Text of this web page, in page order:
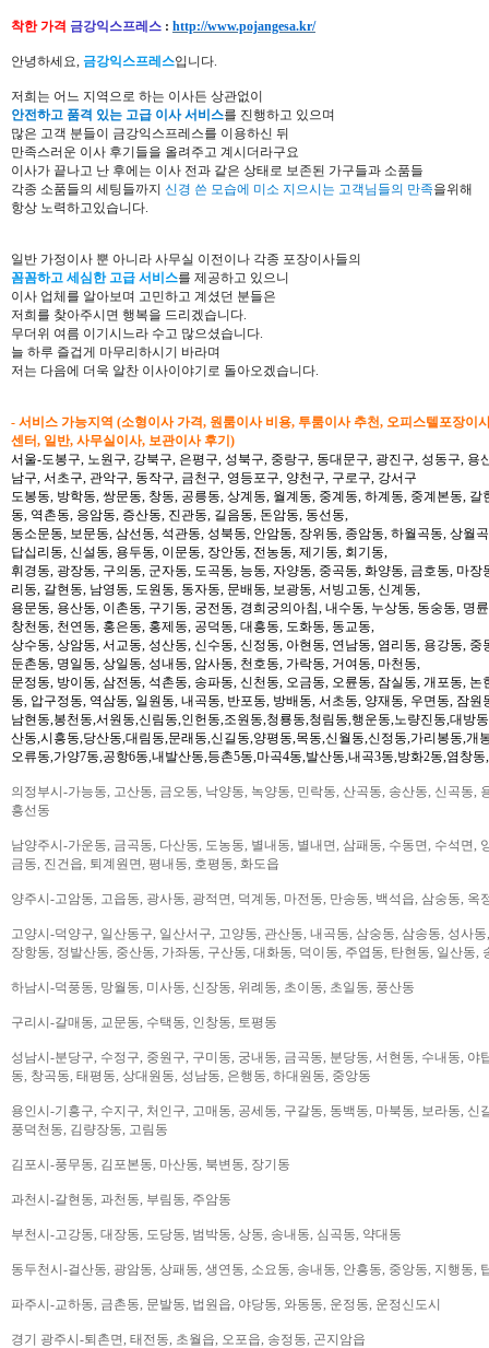
착한 가격 금강익스프레스 : http://www.pojangesa.kr/
안녕하세요, 금강익스프레스입니다.
저희는 어느 지역으로 하는 이사든 상관없이
안전하고 품격 있는 고급 이사 서비스를 진행하고 있으며
많은 고객 분들이 금강익스프레스를 이용하신 뒤
만족스러운 이사 후기들을 올려주고 계시더라구요
이사가 끝나고 난 후에는 이사 전과 같은 상태로 보존된 가구들과 소품들
각종 소품들의 세팅들까지 신경 쓴 모습에 미소 지으시는 고객님들의 만족을위해
항상 노력하고있습니다.
일반 가정이사 뿐 아니라 사무실 이전이나 각종 포장이사들의
꼼꼼하고 세심한 고급 서비스를 제공하고 있으니
이사 업체를 알아보며 고민하고 계셨던 분들은
저희를 찾아주시면 행복을 드리겠습니다.
무더위 여름 이기시느라 수고 많으셨습니다.
늘 하루 즐겁게 마무리하시기 바라며
저는 다음에 더욱 알찬 이사이야기로 돌아오겠습니다.
- 서비스 가능지역 (소형이사 가격, 원룸이사 비용, 투룸이사 추천, 오피스텔포장이
센터, 일반, 사무실이사, 보관이사 후기)
서울-도봉구, 노원구, 강북구, 은평구, 성북구, 중랑구, 동대문구, 광진구, 성동구,
남구, 서초구, 관악구, 동작구, 금천구, 영등포구, 양천구, 구로구, 강서구
도봉동, 방학동, 쌍문동, 창동, 공릉동, 상계동, 월계동, 중계동, 하계동, 중계본동,
동, 역촌동, 응암동, 증산동, 진관동, 길음동, 돈암동, 동선동,
동소문동, 보문동, 삼선동, 석관동, 성북동, 안암동, 장위동, 종암동, 하월곡동, 상월
답십리동, 신설동, 용두동, 이문동, 장안동, 전농동, 제기동, 회기동,
휘경동, 광장동, 구의동, 군자동, 도곡동, 능동, 자양동, 중곡동, 화양동, 금호동, 마
리동, 갈현동, 남영동, 도원동, 동자동, 문배동, 보광동, 서빙고동, 신계동,
용문동, 용산동, 이촌동, 구기동, 궁전동, 경희궁의아침, 내수동, 누상동, 동숭동, 명
창천동, 천연동, 홍은동, 홍제동, 공덕동, 대흥동, 도화동, 동교동,
상수동, 상암동, 서교동, 성산동, 신수동, 신정동, 아현동, 연남동, 염리동, 용강동,
둔촌동, 명일동, 상일동, 성내동, 암사동, 천호동, 가락동, 거여동, 마천동,
문정동, 방이동, 삼전동, 석촌동, 송파동, 신천동, 오금동, 오륜동, 잠실동, 개포동,
동, 압구정동, 역삼동, 일원동, 내곡동, 반포동, 방배동, 서초동, 양재동, 우면동, 잠원
남현동,봉천동,서원동,신림동,인헌동,조원동,청룡동,청림동,행운동,노량진동,대방
산동,시흥동,당산동,대림동,문래동,신길동,양평동,목동,신월동,신정동,가리봉동,개
오류동,가양7동,공항6동,내발산동,등촌5동,마곡4동,발산동,내곡3동,방화2동,염창동
의정부시-가능동, 고산동, 금오동, 낙양동, 녹양동, 민락동, 산곡동, 송산동, 신곡동,
흥선동
남양주시-가운동, 금곡동, 다산동, 도농동, 별내동, 별내면, 삼패동, 수동면, 수석면,
금동, 진건읍, 퇴계원면, 평내동, 호평동, 화도읍
양주시-고암동, 고읍동, 광사동, 광적면, 덕계동, 마전동, 만송동, 백석읍, 삼숭동, 옥
고양시-덕양구, 일산동구, 일산서구, 고양동, 관산동, 내곡동, 삼숭동, 삼송동, 성사
장항동, 정발산동, 중산동, 가좌동, 구산동, 대화동, 덕이동, 주엽동, 탄현동, 일산동,
하남시-덕풍동, 망월동, 미사동, 신장동, 위례동, 초이동, 초일동, 풍산동
구리시-갈매동, 교문동, 수택동, 인창동, 토평동
성남시-분당구, 수정구, 중원구, 구미동, 궁내동, 금곡동, 분당동, 서현동, 수내동,
동, 창곡동, 태평동, 상대원동, 성남동, 은행동, 하대원동, 중앙동
용인시-기흥구, 수지구, 처인구, 고매동, 공세동, 구갈동, 동백동, 마북동, 보라동,
풍덕천동, 김량장동, 고림동
김포시-풍무동, 김포본동, 마산동, 북변동, 장기동
과천시-갈현동, 과천동, 부림동, 주암동
부천시-고강동, 대장동, 도당동, 범박동, 상동, 송내동, 심곡동, 약대동
동두천시-걸산동, 광암동, 상패동, 생연동, 소요동, 송내동, 안흥동, 중앙동, 지행동,
파주시-교하동, 금촌동, 문발동, 법원읍, 야당동, 와동동, 운정동, 운정신도시
경기 광주시-퇴촌면, 태전동, 초월읍, 오포읍, 송정동, 곤지암읍